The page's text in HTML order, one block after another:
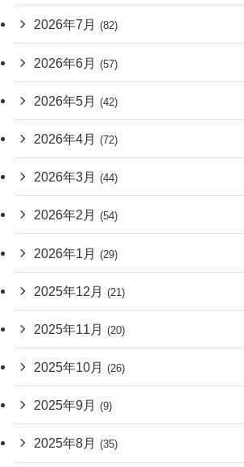
2026年7月 (82)
2026年6月 (57)
2026年5月 (42)
2026年4月 (72)
2026年3月 (44)
2026年2月 (54)
2026年1月 (29)
2025年12月 (21)
2025年11月 (20)
2025年10月 (26)
2025年9月 (9)
2025年8月 (35)